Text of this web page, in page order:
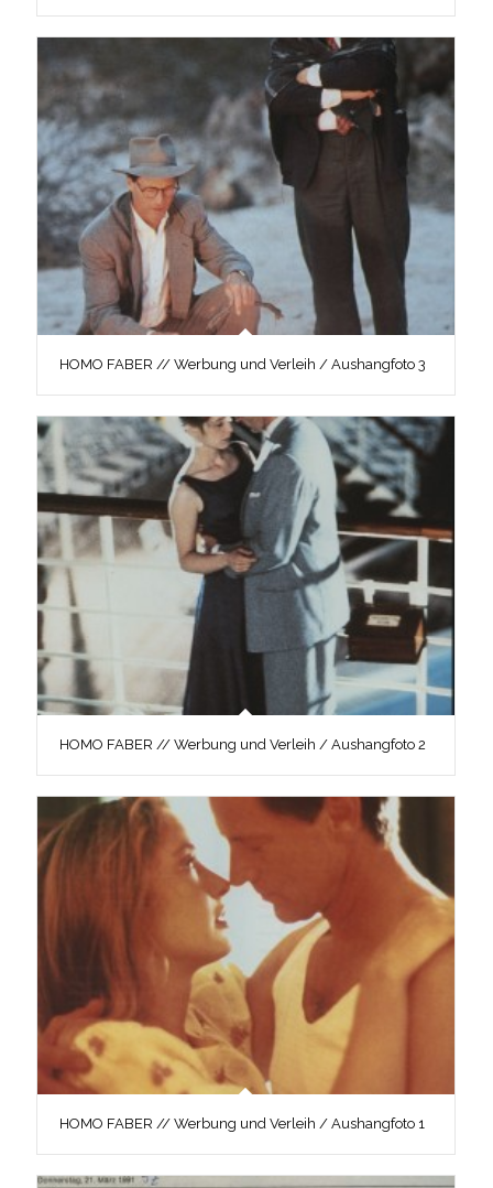
HOMO FABER // Werbung und Verleih / Aushangfoto 3
HOMO FABER // Werbung und Verleih / Aushangfoto 2
HOMO FABER // Werbung und Verleih / Aushangfoto 1